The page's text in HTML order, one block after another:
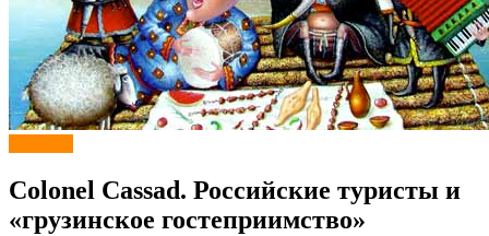
Colonel Cassad. Российские туристы и
«грузинское гостеприимство»